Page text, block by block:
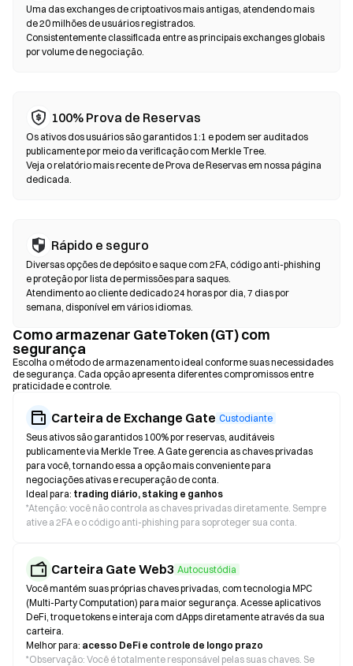
Negocie peer-to-peer sem intermediários. As DEXs utilizam
contratos inteligentes para realizar trocas diretamente na
blockchain—não é necessário registro ou verificação de
identidade. Conecte uma carteira compatível, escolha o par de
podem variar em relação aos mercados centralizados devido à
profundidade de liquidez. A maior parte da atividade nas DEXs
acontece em blockchains compatíveis com EVM, como
Ethereum, BNB Chain e Polygon.
Uma das exchanges de criptoativos mais antigas, atendendo mais
de 20 milhões de usuários registrados.
Consistentemente classificada entre as principais exchanges globais
por volume de negociação.
100% Prova de Reservas
Os ativos dos usuários são garantidos 1:1 e podem ser auditados
publicamente por meio da verificação com Merkle Tree.
Veja o relatório mais recente de Prova de Reservas em nossa página
dedicada.
Rápido e seguro
Diversas opções de depósito e saque com 2FA, código anti-phishing
e proteção por lista de permissões para saques.
Atendimento ao cliente dedicado 24 horas por dia, 7 dias por
semana, disponível em vários idiomas.
Como armazenar GateToken (GT) com
segurança
Escolha o método de armazenamento ideal conforme suas necessidades
de segurança. Cada opção apresenta diferentes compromissos entre
praticidade e controle.
Carteira de Exchange Gate Custodiante
Seus ativos são garantidos 100% por reservas, auditáveis
publicamente via Merkle Tree. A Gate gerencia as chaves privadas
para você, tornando essa a opção mais conveniente para
negociações ativas e recuperação de conta.
Ideal para: trading diário, staking e ganhos
*Atenção: você não controla as chaves privadas diretamente. Sempre
ative a 2FA e o código anti-phishing para soproteger sua conta.
Carteira Gate Web3 Autocustódia
Você mantém suas próprias chaves privadas, com tecnologia MPC
(Multi-Party Computation) para maior segurança. Acesse aplicativos
DeFi, troque tokens e interaja com dApps diretamente através da sua
carteira.
Melhor para: acesso DeFi e controle de longo prazo
*Observação: Você é totalmente responsável pelas suas chaves. Se